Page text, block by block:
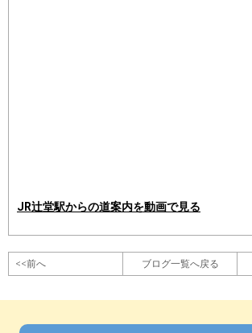
JR辻堂駅からの道案内を動画で見る
<<前へ ブログ一覧へ戻る